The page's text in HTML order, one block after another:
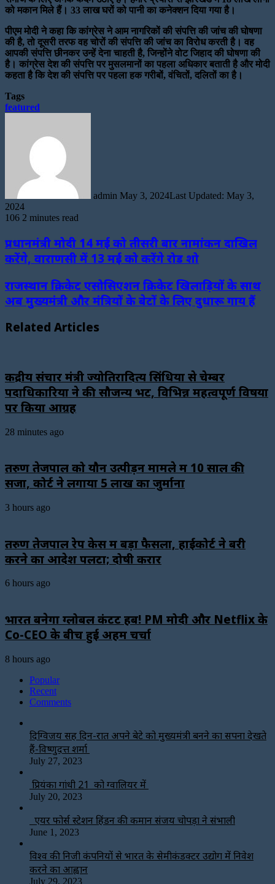
को मकान मिले हैं। 33 लाख घरों को पानी का कनेक्शन दिया गया है।
पीएम मोदी ने कहा कि कांग्रेस ने आम नागरिकों की संपत्ति की जांच की घोषणा
की है, तो दूसरी तरफ वह चोरों की संपत्ति की जांच का विरोध करती है। वह
आपकी संपत्ति छीनकर उन्हें देना चाहती है, जिन्होंने वोट जिहाद की घोषणा की
है। कांग्रेस देश की संपत्ति पर मुसलमानों का पहला अधिकार बताती है और मोदी
कहता है कि देश की संपत्ति पर पहला हक गरीबों, वंचितों, दलितों का है।
Tags
featured
admin May 3, 2024Last Updated: May 3,
2024
106 2 minutes read
प्रधानमंत्री मोदी 14 मई को तीसरी बार नामांकन दाखिल
करेंगे, वाराणसी में 13 मई को करेंगे रोड शो
राजस्थान क्रिकेट एसोसिएशन क्रिकेट खिलाड़ियों के साथ
अब मुख्यमंत्री और मंत्रियों के बेटों के लिए दुधारू गाय हैं
Related Articles
केंद्रीय संचार मंत्री ज्योतिरादित्य सिंधिया से चेम्बर
पदाधिकारियों ने की सौजन्य भेंट, विभिन्न महत्वपूर्ण विषयों
पर किया आग्रह
28 minutes ago
तरुण तेजपाल को यौन उत्पीड़न मामले में 10 साल की
सजा, कोर्ट ने लगाया ₹5 लाख का जुर्माना
3 hours ago
तरुण तेजपाल रेप केस में बड़ा फैसला, हाईकोर्ट ने बरी
करने का आदेश पलटा; दोषी करार
6 hours ago
भारत बनेगा ग्लोबल कंटेंट हब! PM मोदी और Netflix के
Co-CEO के बीच हुई अहम चर्चा
8 hours ago
Popular
Recent
Comments
दिग्विजय सिंह दिन-रात अपने बेटे को मुख्यमंत्री बनने का सपना देखते
हैं-विष्णुदत्त शर्मा
July 27, 2023
प्रियंका गांधी 21 को ग्वालियर में
July 20, 2023
एयर फोर्स स्टेशन हिंडन की कमान संजय चोपड़ा ने संभाली
June 1, 2023
विश्‍व की निजी कंपनियों से भारत के सेमीकंडक्टर उद्योग में निवेश
करने का आह्वान
July 29, 2023